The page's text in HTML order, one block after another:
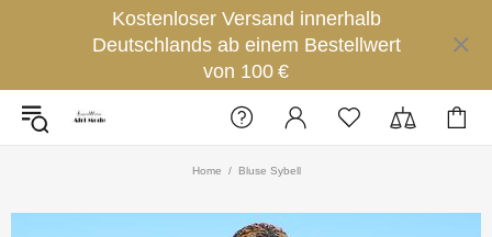
Kostenloser Versand innerhalb
Deutschlands ab einem Bestellwert
von 100 €
Home Bluse Sybell